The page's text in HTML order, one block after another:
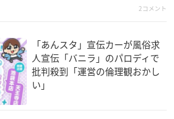
2コメント
「あんスタ」宣伝カーが風俗求
人宣伝「バニラ」のパロディで
批判殺到「運営の倫理観おかし
い」